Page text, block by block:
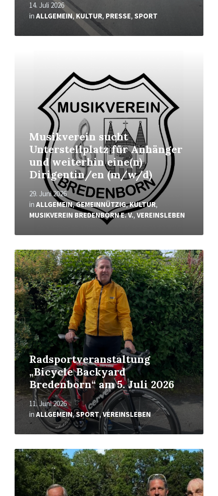
14. Juli 2026
in ALLGEMEIN,KULTUR, PRESSE, SPORT
Musikverein sucht
Unterstellplatz für Anhänger
und weiterhin eine(n)
Dirigentin/en (m/w/d)
29. Juni 2026
in ALLGEMEIN,GEMEINNÜTZIG,KULTUR,
MUSIKVEREIN BREDENBORN E. V., VEREINSLEBEN
Radsportveranstaltung
„Bicycle Backyard
Bredenborn“ am 5. Juli 2026
11. Juni 2026
inALLGEMEIN,SPORT,VEREINSLEBEN
Mehr
erfahren
Mehr
erfahren